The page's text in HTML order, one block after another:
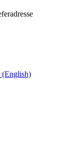
(English)